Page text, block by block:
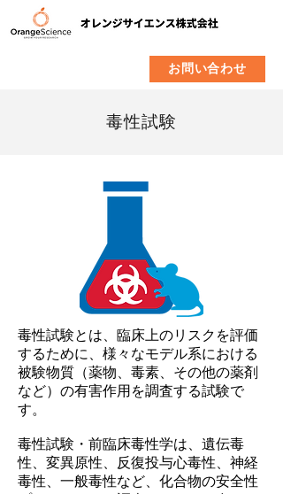
お問い合わせ
毒性試験
毒性試験とは、臨床上のリスクを評価
するために、様々なモデル系における
被験物質（薬物、毒素、その他の薬剤
など）の有害作用を調査する試験で
す。
毒性試験・前臨床毒性学は、遺伝毒
性、変異原性、反復投与心毒性、神経
毒性、一般毒性など、化合物の安全性